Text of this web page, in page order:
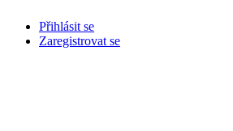
Přihlásit se
Zaregistrovat se